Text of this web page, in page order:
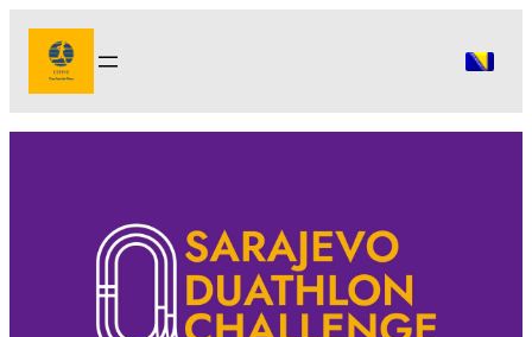
Idi
sadržaj